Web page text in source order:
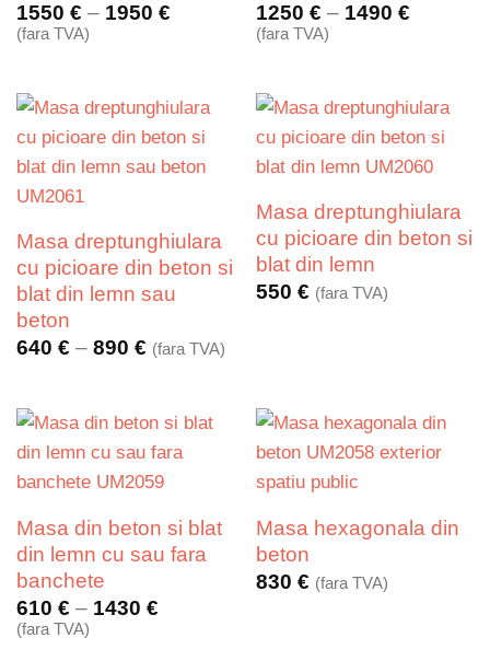
1550 € – 1950 €Interval
la
1950 €
(fara TVA)
1250 € – 1490 €Interval
la
1490 €
(fara TVA)
Masa dreptunghiulara
cu picioare din beton si
blat din lemn sau
beton
640 € – 890 €Interval
până
la
890 €
(fara TVA)
Masa dreptunghiulara
cu picioare din beton si
blat din lemn
550 € (fara TVA)
Masa din beton si blat
din lemn cu sau fara
banchete
610 € – 1430 €Interval
(fara TVA)
Masa hexagonala din
beton
830 € (fara TVA)